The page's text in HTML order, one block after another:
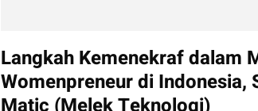
Langkah Kemenekraf dalam
Womenpreneur di Indonesia,